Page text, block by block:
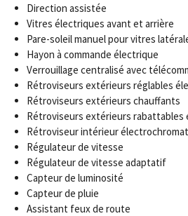
Direction assistée
Vitres électriques avant et arrière
Pare-soleil manuel pour vitres
Hayon à commande électrique
Verrouillage centralisé avec
Rétroviseurs extérieurs réglables
Rétroviseurs extérieurs chauffants
Rétroviseurs extérieurs rabattables
Rétroviseur intérieur
Régulateur de vitesse
Régulateur de vitesse adaptatif
Capteur de luminosité
Capteur de pluie
Assistant feux de route